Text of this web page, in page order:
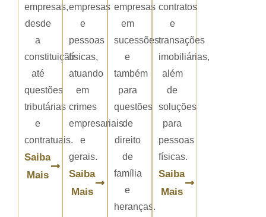
empresas,
desde
a
constituição
até
questões
tributárias
e
contratuais.
Saiba
Mais
empresas
e
pessoas
físicas,
atuando
em
crimes
empresariais
e
gerais.
Saiba
Mais
empresas
em
sucessões
e
também
para
questões
de
direito
de
família
e
heranças.
contratos
e
transações
imobiliárias,
além
de
soluções
para
pessoas
físicas.
Saiba
Mais